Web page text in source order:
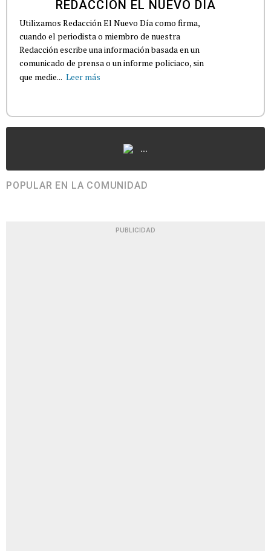
REDACCIÓN EL NUEVO DÍA
Utilizamos Redacción El Nuevo Día como firma,
cuando el periodista o miembro de nuestra
Redacción escribe una información basada en un
comunicado de prensa o un informe policiaco, sin
que medie... Leer más
...
POPULAR EN LA COMUNIDAD
PUBLICIDAD